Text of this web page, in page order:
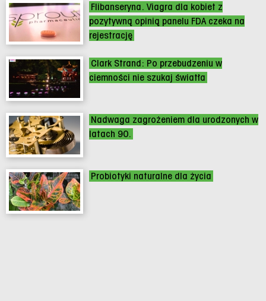
Flibanseryna. Viagra dla kobiet z
pozytywną opinią panelu FDA czeka na
rejestrację
Clark Strand: Po przebudzeniu w
ciemności nie szukaj światła
Nadwaga zagrożeniem dla urodzonych w
latach 90.
Probiotyki naturalne dla życia